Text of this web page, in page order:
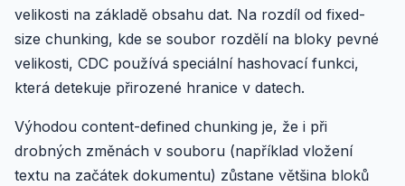
velikosti na základě obsahu dat. Na rozdíl od fixed-
size chunking, kde se soubor rozdělí na bloky pevné
velikosti, CDC používá speciální hashovací funkci,
která detekuje přirozené hranice v datech.
Výhodou content-defined chunking je, že i při
drobných změnách v souboru (například vložení
textu na začátek dokumentu) zůstane většina bloků